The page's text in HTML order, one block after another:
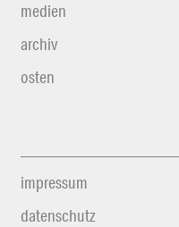
medien
archiv
osten
impressum
datenschutz